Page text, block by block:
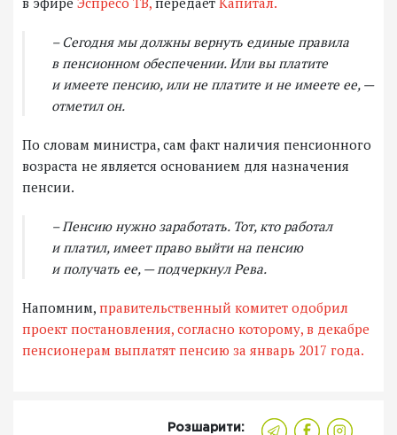
– Сегодня мы должны вернуть единые правила
в пенсионном обеспечении. Или вы платите
и имеете пенсию, или не платите и не имеете ее, —
отметил он.
По словам министра, сам факт наличия пенсионного
возраста не является основанием для назначения
пенсии.
– Пенсию нужно заработать. Тот, кто работал
и платил, имеет право выйти на пенсию
и получать ее, — подчеркнул Рева.
Напомним, правительственный комитет одобрил
проект постановления, согласно которому, в декабре
пенсионерам выплатят пенсию за январь 2017 года.
Розшарити: